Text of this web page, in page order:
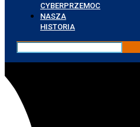
CYBERPRZEMOC
NASZA
HISTORIA